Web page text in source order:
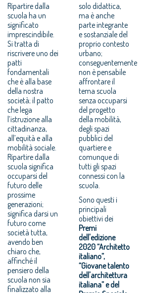
Ripartire dalla
scuola ha un
significato
imprescindibile.
Si tratta di
riscrivere uno dei
patti
fondamentali
che è alla base
della nostra
società; il patto
che lega
l’istruzione alla
cittadinanza,
all’equità e alla
mobilità sociale.
Ripartire dalla
scuola significa
occuparsi del
futuro delle
prossime
generazioni;
significa darsi un
futuro come
società tutta,
avendo ben
chiaro che,
affinché il
pensiero della
scuola non sia
finalizzato alla
solo didattica,
ma è anche
parte integrante
e sostanziale del
proprio contesto
urbano;
conseguentemente
non è pensabile
affrontare il
tema scuola
senza occuparsi
del progetto
della mobilità,
degli spazi
pubblici del
quartiere e
comunque di
tutti gli spazi
connessi con la
scuola.
Sono questi i
principali
obiettivi dei
Premi
dell'edizione
2020 “Architetto
italiano”,
“Giovane talento
dell'architettura
italiana” e del